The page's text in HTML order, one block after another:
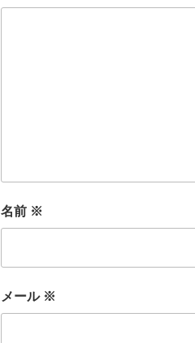
名前 ※
メール ※